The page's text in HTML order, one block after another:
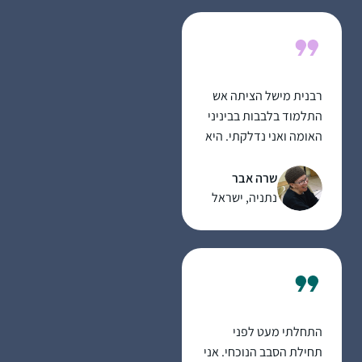
רבנית מישל הציתה אש
התלמוד בלבבות בביניני
האומה ואני נדלקתי. היא
במתחילות כמוני ואפשרה
לנו להתקדם בצעדים
נכונים וטובים. הקימה
וכך נכנסתי למסלול
לימוד מעשיר שאין כמוה.
וחזקה שמאפשרת
התקדמות מכל נקודת
שרה אבר
נתניה, ישראל
התחלתי מעט לפני
תחילת הסבב הנוכחי. אני